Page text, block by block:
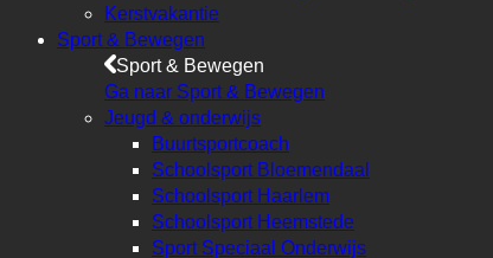
Kerstvakantie
Sport & Bewegen
Sport & Bewegen
Ga naar Sport & Bewegen
Jeugd & onderwijs
Buurtsportcoach
Schoolsport Bloemendaal
Schoolsport Haarlem
Schoolsport Heemstede
Sport Speciaal Onderwijs